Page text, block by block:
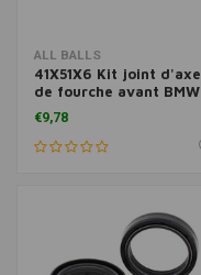
ALL BALLS
41X51X6 Kit joint d'axe
de fourche avant BMW
K75 K100
€9,78